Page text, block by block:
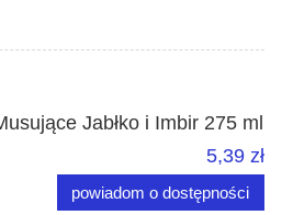
Jabłko i Imbir 275 ml
5,39 zł
powiadom o dostępności